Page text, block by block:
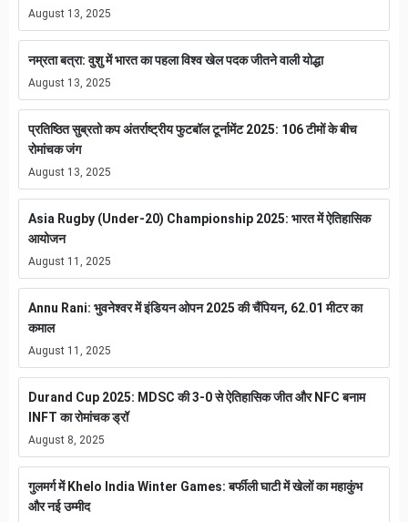
August 13, 2025
नम्रता बत्रा: वुशु में भारत का पहला विश्व खेल पदक जीतने वाली योद्धा
August 13, 2025
प्रतिष्ठित सुब्रतो कप अंतर्राष्ट्रीय फुटबॉल टूर्नामेंट 2025: 106 टीमों के बीच
रोमांचक जंग
August 13, 2025
Asia Rugby (Under-20) Championship 2025: भारत में ऐतिहासिक
आयोजन
August 11, 2025
Annu Rani: भुवनेश्वर में इंडियन ओपन 2025 की चैंपियन, 62.01 मीटर का
कमाल
August 11, 2025
Durand Cup 2025: MDSC की 3-0 से ऐतिहासिक जीत और NFC बनाम
INFT का रोमांचक ड्रॉ
August 8, 2025
गुलमर्ग में Khelo India Winter Games: बर्फीली घाटी में खेलों का महाकुंभ
और नई उम्मीद